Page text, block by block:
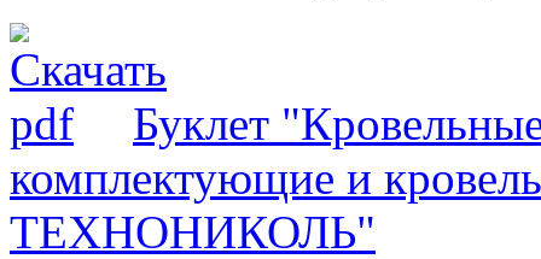
Буклет
комплектующие и
ТЕХНОНИКОЛЬ"